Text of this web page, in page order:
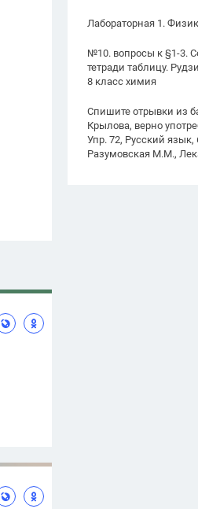
Лабораторная 1.
№10. вопросы к §1-3.
тетради таблицу.
8 класс химия
Спишите отрывки из
Крылова, верно
Упр. 72, Русский язык,
Разумовская М.М.,